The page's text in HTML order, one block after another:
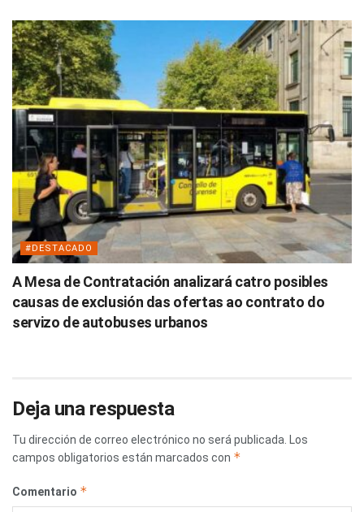
#DESTACADO
A Mesa de Contratación analizará catro posibles
causas de exclusión das ofertas ao contrato do
servizo de autobuses urbanos
Deja una respuesta
Tu dirección de correo electrónico no será publicada.
Los
campos obligatorios están marcados con *
Comentario *